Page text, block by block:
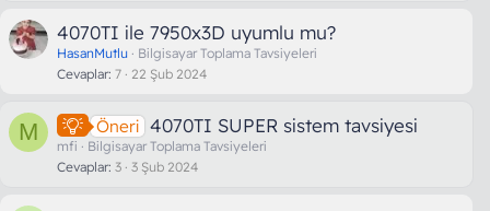
4070TI ile 7950x3D uyumlu mu?
HasanMutlu
Bilgisayar Toplama Tavsiyeleri
Cevaplar 7 22 Şub 2024
M Öneri 4070TI SUPER sistem tavsiyesi
mfi
Bilgisayar Toplama Tavsiyeleri
Cevaplar 3 3 Şub 2024